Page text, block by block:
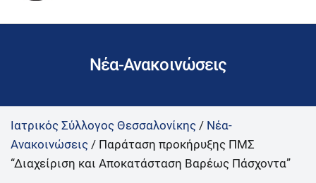
m
Νέα-Ανακοινώσεις
Ιατρικός Σύλλογος Θεσσαλονίκης / Νέα-
Ανακοινώσεις / Παράταση προκήρυξης ΠΜΣ
“Διαχείριση και Αποκατάσταση Βαρέως Πάσχοντα”